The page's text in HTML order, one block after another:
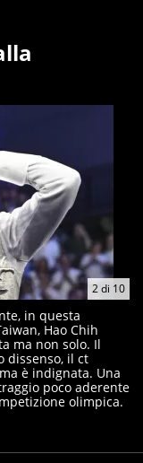
2di 10
in questa
Hao Chih
ma non solo. Il
dissenso, il ct
è indignata. Una
poco aderente
olimpica.